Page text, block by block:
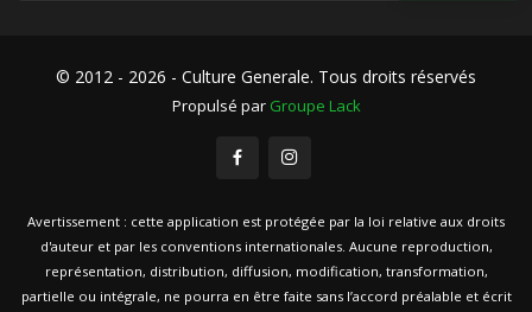
© 2012 - 2026 - Culture Generale. Tous droits réservés
Propulsé par Groupe Lack
Avertissement : cette application est protégée par la loi relative aux droits
d'auteur et par les conventions internationales. Aucune reproduction,
représentation, distribution, diffusion, modification, transformation,
partielle ou intégrale, ne pourra en être faite sans l’accord préalable et écrit